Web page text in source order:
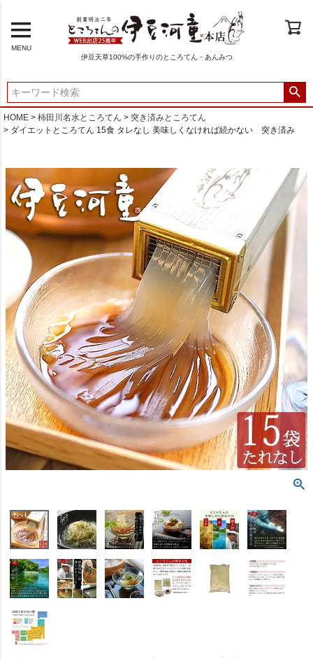
MENU
伊豆天草100%の手作りのところてん・あんみつ
HOME 柿田川名水ところてん
突き済みところてん
ダイエットところてん 15食 タレなし 美味しくなければ続かない 突き済み